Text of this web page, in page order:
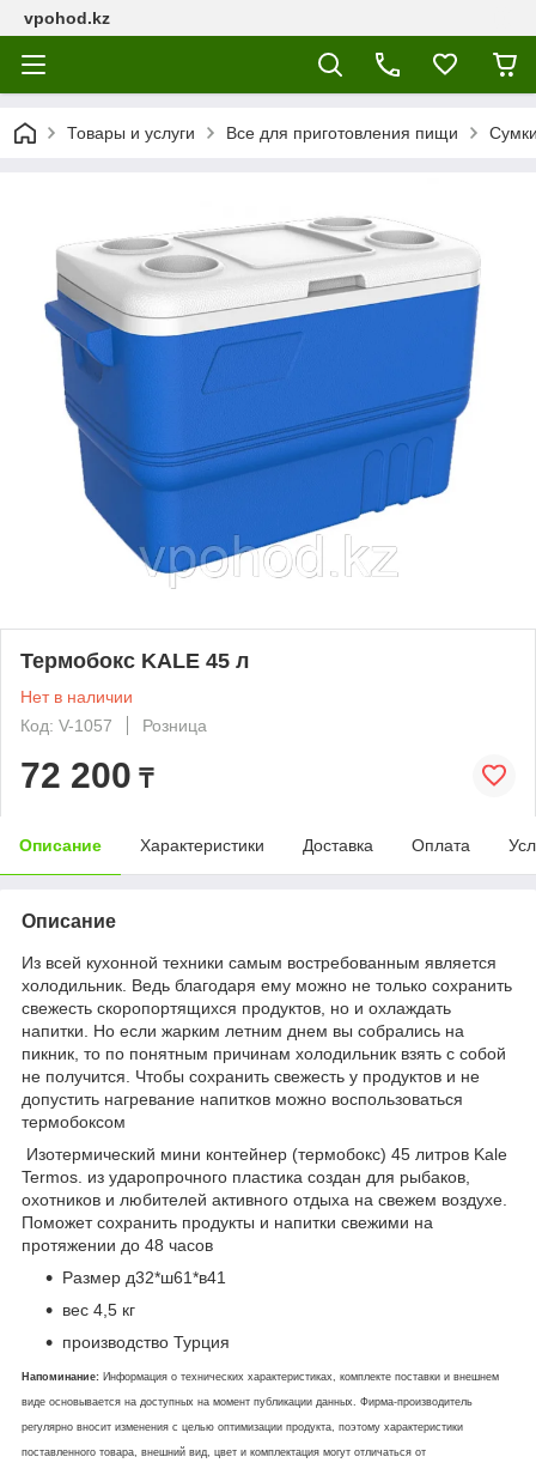
vpohod.kz
Товары и услуги Все для приготовления пищи
Термобокс KALE 45 л
Нет в наличии
Код: V-1057
Розница
72 200 ₸
Описание Характеристики Доставка Оплата
Описание
Из всей кухонной техники самым востребованным является
холодильник. Ведь благодаря ему можно не только сохранить
свежесть скоропортящихся продуктов, но и охлаждать
напитки. Но если жарким летним днем вы собрались на
пикник, то по понятным причинам холодильник взять с собой
не получится. Чтобы сохранить свежесть у продуктов и не
допустить нагревание напитков можно воспользоваться
термобоксом
Изотермический мини контейнер (термобокс) 45 литров Kale
Termos. из ударопрочного пластика создан для рыбаков,
охотников и любителей активного отдыха на свежем воздухе.
Поможет сохранить продукты и напитки свежими на
протяжении до 48 часов
Размер д32*ш61*в41
вес 4,5 кг
производство Турция
Напоминание: Информация о технических характеристиках, комплекте поставки и внешнем
виде основывается на доступных на момент публикации данных. Фирма-производитель
регулярно вносит изменения с целью оптимизации продукта, поэтому характеристики
поставленного товара, внешний вид, цвет и комплектация могут отличаться от